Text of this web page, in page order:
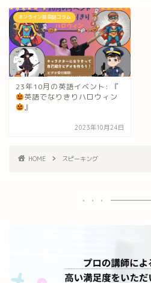
オンライン英会話コラム
23年10月の英語イベント: 『
英語でなりきりハロウィン
』
2023年10月24日
HOME スピーキング